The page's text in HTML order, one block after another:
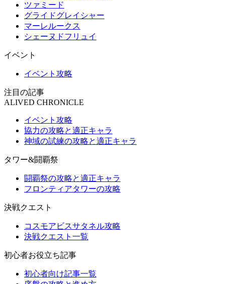
ツァミード
グライドグレイシャー
マーレルークス
シェーヌドフリュイ
イベント
イベント攻略
注目の記事
ALIVED CHRONICLE
イベント攻略
協力の攻略と適正キャラ
神域の試練の攻略と適正キャラ
タワー&闘覇祭
闘覇祭の攻略と適正キャラ
フロンティアタワーの攻略
決戦クエスト
コスモアビスサタネル攻略
決戦クエスト一覧
初心者お役立ち記事
初心者向け記事一覧